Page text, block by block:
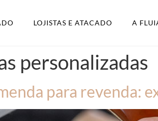
LOJISTAS E ATACADO A
personalizadas
para revenda: